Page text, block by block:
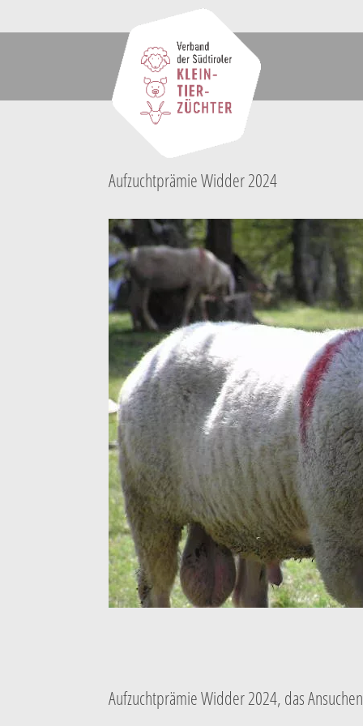
Aufzuchtprämie Widder 2024
Aufzuchtprämie Widder 2024, das